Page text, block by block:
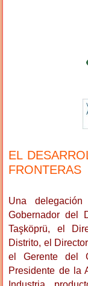
EL
FRONTERAS
Una
Gobernador del
Taşköprü, el
Distrito, el
el Gerente del
Presidente de la